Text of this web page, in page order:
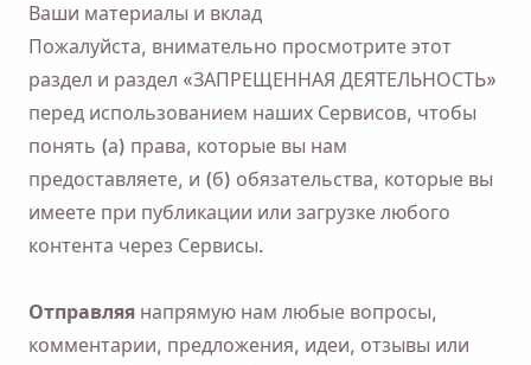
Ваши материалы и вклад
Пожалуйста, внимательно просмотрите этот
раздел и раздел «ЗАПРЕЩЕННАЯ ДЕЯТЕЛЬНОСТЬ»
перед использованием наших Сервисов, чтобы
понять (а) права, которые вы нам
предоставляете, и (б) обязательства, которые вы
имеете при публикации или загрузке любого
контента через Сервисы.
Отправляя напрямую нам любые вопросы,
комментарии, предложения, идеи, отзывы или